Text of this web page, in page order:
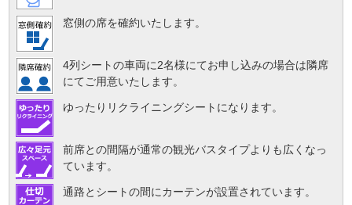
窓側の席を確約いたします。
4列シートの車両に2名様にてお申し込みの場合は隣席
にてご用意いたします。
ゆったりリクライニングシートになります。
前席との間隔が通常の観光バスタイプよりも広くなっ
ています。
通路とシートの間にカーテンが設置されています。